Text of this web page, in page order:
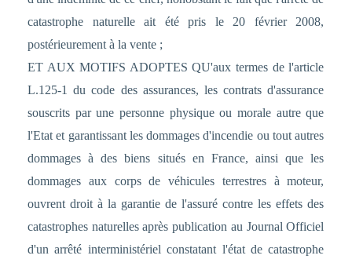
catastrophe naturelle ait été pris le 20 février 2008,
postérieurement à la vente ;
ET AUX MOTIFS ADOPTES QU'aux termes de l'article
L.125-1 du code des assurances, les contrats d'assurance
souscrits par une personne physique ou morale autre que
l'Etat et garantissant les dommages d'incendie ou tout autres
dommages à des biens situés en France, ainsi que les
dommages aux corps de véhicules terrestres à moteur,
ouvrent droit à la garantie de l'assuré contre les effets des
catastrophes naturelles après publication au Journal Officiel
d'un arrêté interministériel constatant l'état de catastrophe